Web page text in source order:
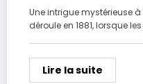
Une intrigue mystérieuse à
déroule en 1881, lorsque
Lire la suite